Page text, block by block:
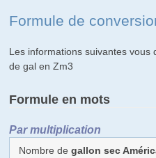
Formule de
Les informations suivantes
de gal en Zm3
Formule en mots
Par multiplication
Nombre degallon sec